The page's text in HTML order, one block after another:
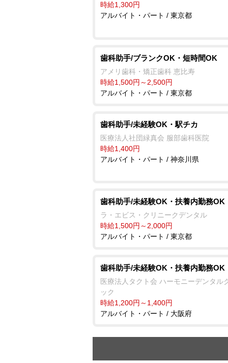
時給1,300円
アルバイト・パート / 東京都
歯科助手/ブランクOK・短時間OK
アメリ歯科・矯正歯科 恵比寿
時給1,500円～2,500円
アルバイト・パート / 東京都
歯科助手/未経験OK・駅チカ
医療法人社団緑真会 服部歯科医院
時給1,400円
アルバイト・パート / 神奈川県
歯科助手/未経験OK・扶養内勤務OK
ラ・エビス・クリニークデンタル
時給1,500円～2,000円
アルバイト・パート / 東京都
歯科助手/未経験OK・扶養内勤務OK
医療法人タクト会 ハーモニーデンタル
ック
時給1,200円～1,400円
アルバイト・パート / 大阪府